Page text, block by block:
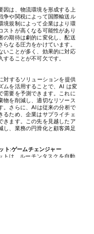
因は、物流環境を形成する上
争や関税によって国際輸送ル
境規制によって企業はより環
トが高くなる可能性があり
の期待は劇的に変化し、配送
なる圧力をかけています。
いことが多く、効果的に対応
ることが不可欠です。
対するソリューションを提供
ムを活用することで、AI は変
需要を予測できます。これに
物を削減し、適切なリソース
。さらに、AIは従来の分析で
るため、企業はサプライチェ
きます。この先を見越したア
し、業務の円滑化と顧客満足
ト:ゲームチェンジャー
は、ルーチンタスクを自動